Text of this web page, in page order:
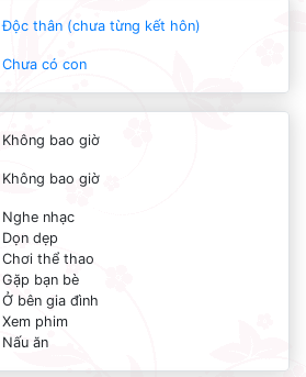
Độc thân (chưa từng kết hôn)
Chưa có con
Không bao giờ
Không bao giờ
Nghe nhạc
Dọn dẹp
Chơi thể thao
Gặp bạn bè
Ở bên gia đình
Xem phim
Nấu ăn